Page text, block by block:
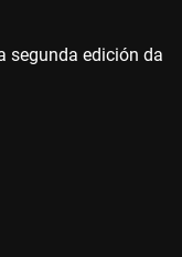
segunda edición da